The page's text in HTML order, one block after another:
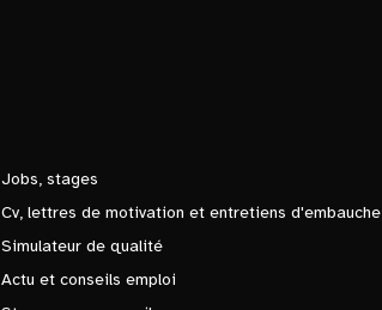
Jobs, stages
Cv, lettres de motivation et entretiens d'embauche
Simulateur de qualité
Actu et conseils emploi